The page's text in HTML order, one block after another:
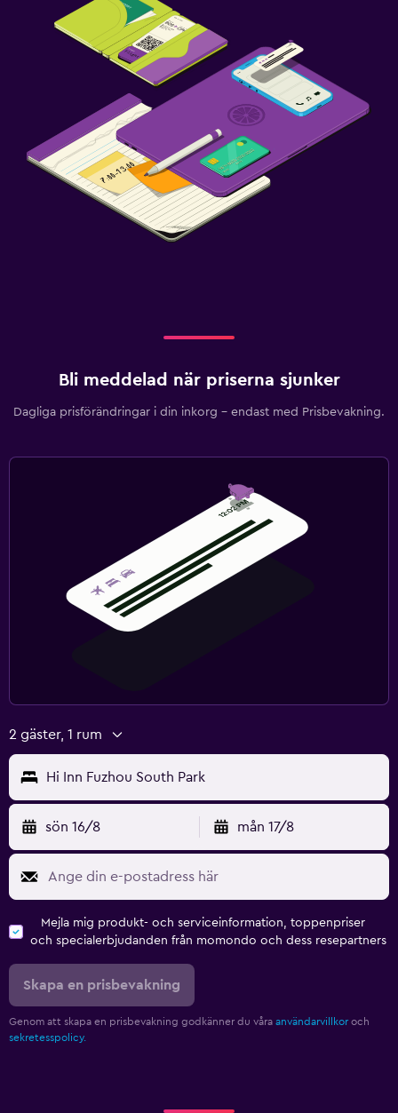
Bli meddelad när priserna sjunker
Dagliga prisförändringar i din inkorg – endast med Prisbevakning.
2 gäster, 1 rum
Hi Inn Fuzhou South Park
sön 16/8 mån 17/8
Mejla mig produkt- och serviceinformation, toppenpriser
och specialerbjudanden från momondo och dess resepartners
Skapa en prisbevakning
Genom att skapa en prisbevakning godkänner du våra användarvillkor och
sekretesspolicy.